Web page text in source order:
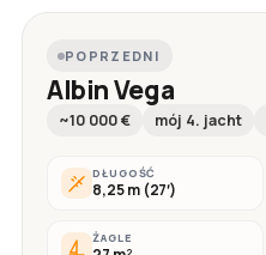
POPRZEDNI
Albin Vega
~10 000 € mój 4. jacht
DŁUGOŚĆ
8,25 m (27′)
ŻAGLE